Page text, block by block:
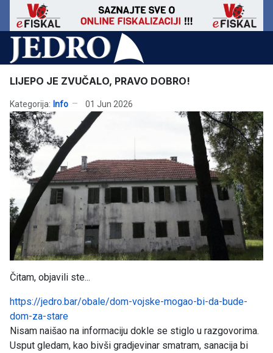
LIJEPO JE ZVUČALO, PRAVO DOBRO!
Kategorija: Info 01 Jun 2026
Čitam, objavili ste...
https://jedro.bar/obale/dom-vojske-mogao-bi-da-bude-
dom-za-stare
Nisam naišao na informaciju dokle se stiglo u razgovorima.
Usput gledam, kao bivši gradjevinar smatram, sanacija bi